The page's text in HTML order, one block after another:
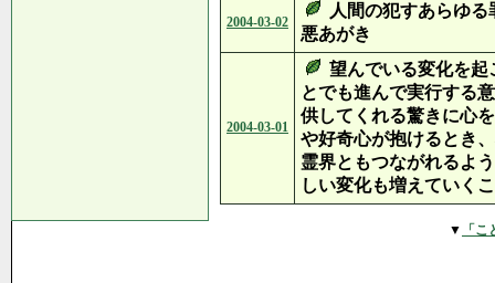
2004-03-02
人間の犯すあらゆ
悪あがき
2004-03-01
望んでいる変化を起
とでも進んで実行する
供してくれる驚きに心
や好奇心が抱けるとき
霊界ともつながれるよ
しい変化も増えていく
▼ 「